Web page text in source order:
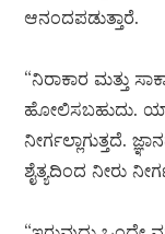
ಆನಂದಪಡುತ್ತಾರೆ.
“ನಿರಾಕಾರ ಮತ್ತು
ಹೋಲಿಸಬಹುದು.
ನೀರ್ಗಲ್ಲಾಗುತ್ತದೆ.
ಶೈತ್ಯದಿಂದ ನೀರು